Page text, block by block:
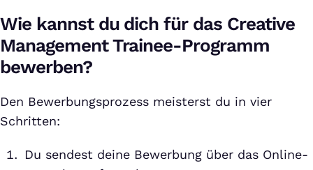
Wie kannst du dich für das Creative
Management Trainee-Programm
bewerben?
Den Bewerbungsprozess meisterst du in vier
Schritten:
Du sendest deine Bewerbung über das Online-